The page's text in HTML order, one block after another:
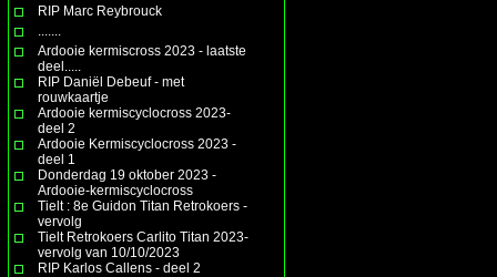
RIP Marc Reybrouck
Ardooie kermiscross 2023 - laatste
deel.....
RIP Daniël Debeuf - met
rouwkaartje
Ardooie kermiscyclocross 2023-
deel 2
Ardooie Kermiscyclocross 2023 -
deel 1
Donderdag 19 oktober 2023 -
Ardooie-kermiscyclocross
Tielt : 8e Guidon Titan Retrokoers -
vervolg
Tielt Retrokoers Carlito Titan 2023-
vervolg van 10/10/2023
RIP Karlos Callens - deel 2